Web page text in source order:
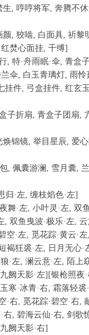
生, 哼哼将军, 奔腾不
颜, 狡啮, 白面具, 祈黎
焚心面挂, 千缚]
, 特·舟雨眠·伞, 青盒
伞, 白玉青璃灯, 雨怜
挂件, 弓盒挂件, 红玄
子折扇, 青盒子团扇,
焕锦镜, 举目星辰, 爱
, 佩囊游澜, 雪月囊,
归·左, 缠枝焰色·左]
舞·左, 小叶灵·左, 双
, 双鱼曳波·极乐·左,
空·左, 觅花踪·黄云·
褐狂裘·左, 日月无心·
·左, 澜云意·左, 陌上
阙天影·左][银枪照夜
寒·冰青·右, 霜落轻裘·
·右, 觅花踪·碧空·右,
右, 碧海云仙·右, 剑歌
阙天影·右]